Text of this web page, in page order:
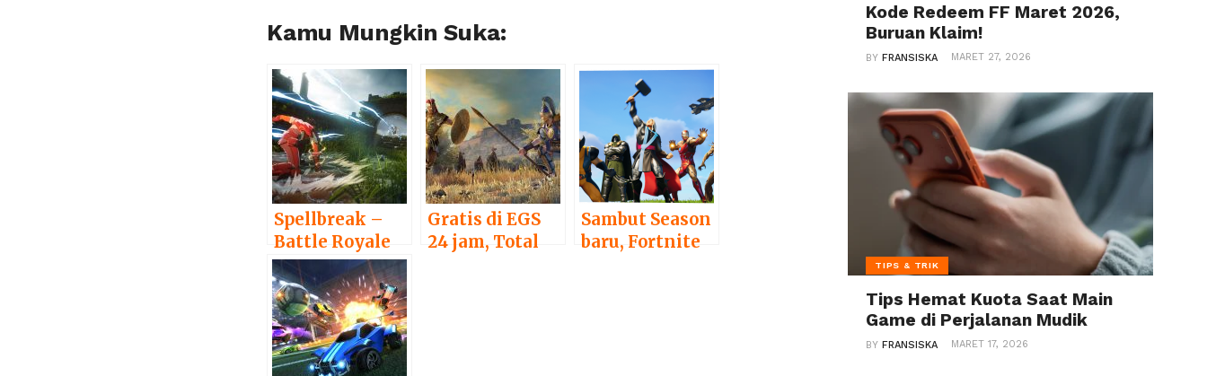
Kamu Mungkin Suka:
Spellbreak –
Battle Royale
Bertema Sihir
ini Rilis
Sebagai game
Free to Play
Tahun Depan!
Gratis di EGS
24 jam, Total
Sambut Season
baru, Fortnite
Kode Redeem FF Maret 2026,
Buruan Klaim!
BYFRANSISKA MARET 27, 2026
TIPS & TRIK
Tips Hemat Kuota Saat Main
Game di Perjalanan Mudik
BYFRANSISKA MARET 17, 2026